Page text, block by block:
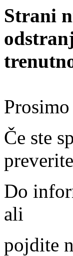
Strani
Če ste
Do
ali
pojdite